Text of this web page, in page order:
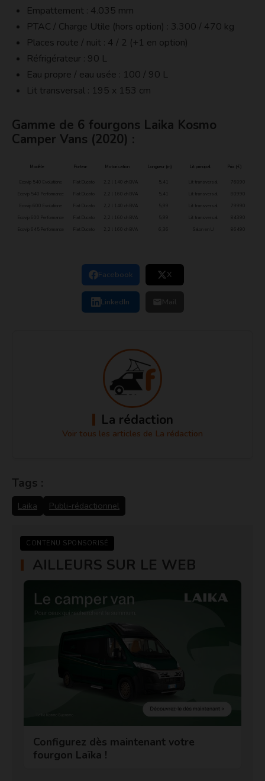
Empattement : 4.035 mm
PTAC / Charge Utile (hors option) : 3.300 / 470 kg
Places route / nuit : 4 / 2 (+1 en option)
Réfrigérateur : 90 L
Eau propre / eau usée : 100 / 90 L
Lit transversal : 195 x 153 cm
Gamme de 6 fourgons Laika Kosmo
Camper Vans (2020) :
Modèle Porteur Motorisation Longueur (m) Lit principal Prix (€)
Ecovip 540 Evolutione Fiat Ducato 2,2 l 140 ch BVA 5,41 Lit transversal
76890
Ecovip 540 Performance
Fiat Ducato 2,2 l 160 ch BVA 5,41 Lit transversal
Ecovip 600 Evolutione
Fiat Ducato 2,2 l 140 ch BVA Lit transversal
79990
Ecovip 600 Performance
Fiat Ducato 2,2 l 160 ch BVA Lit transversal
84390
Ecovip 645 Performance
Fiat Ducato 2,2 l 160 ch BVA 86490
Facebook X
LinkedIn
La rédaction
Voir tous les articles de La rédaction
Tags :
Laika Publi-rédactionnel
CONTENU SPONSORISÉ
AILLEURS SUR LE WEB
Configurez dès maintenant votre
fourgon Laïka !